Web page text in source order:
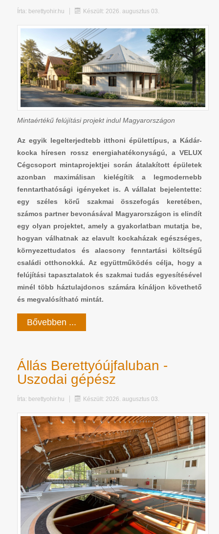
Írta: berettyohir.hu Készült: 2026. augusztus 03.
Mintaértékű felújítási projekt indul Magyarországon
Az egyik legelterjedtebb itthoni épülettípus, a Kádár-
kocka híresen rossz energiahatékonyságú, a VELUX
Cégcsoport mintaprojektjei során átalakított épületek
azonban maximálisan kielégítik a legmodernebb
fenntarthatósági igényeket is. A vállalat bejelentette:
egy széles körű szakmai összefogás keretében,
számos partner bevonásával Magyarországon is elindít
egy olyan projektet, amely a gyakorlatban mutatja be,
hogyan válhatnak az elavult kockaházak egészséges,
környezettudatos és alacsony fenntartási költségű
családi otthonokká. Az együttműködés célja, hogy a
felújítási tapasztalatok és szakmai tudás egyesítésével
minél több háztulajdonos számára kínáljon követhető
és megvalósítható mintát.
Bővebben ...
Állás Berettyóújfaluban -
Uszodai gépész
Írta: berettyohir.hu Készült: 2026. augusztus 03.